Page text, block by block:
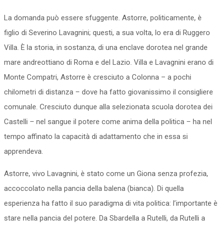
La domanda può essere sfuggente. Astorre, politicamente, è
figlio di Severino Lavagnini; questi, a sua volta, lo era di Ruggero
Villa. È la storia, in sostanza, di una enclave dorotea nel grande
mare andreottiano di Roma e del Lazio. Villa e Lavagnini erano di
Monte Compatri, Astorre è cresciuto a Colonna – a pochi
chilometri di distanza – dove ha fatto giovanissimo il consigliere
comunale. Cresciuto dunque alla selezionata scuola dorotea dei
Castelli – nel sangue il potere come anima della politica – ha nel
tempo affinato la capacità di adattamento che in essa si
apprendeva.
Astorre, vivo Lavagnini, è stato come un Giona senza profezia,
accoccolato nella pancia della balena (bianca). Di quella
esperienza ha fatto il suo paradigma di vita politica: l’importante è
stare nella pancia del potere. Da Sbardella a Rutelli, da Rutelli a